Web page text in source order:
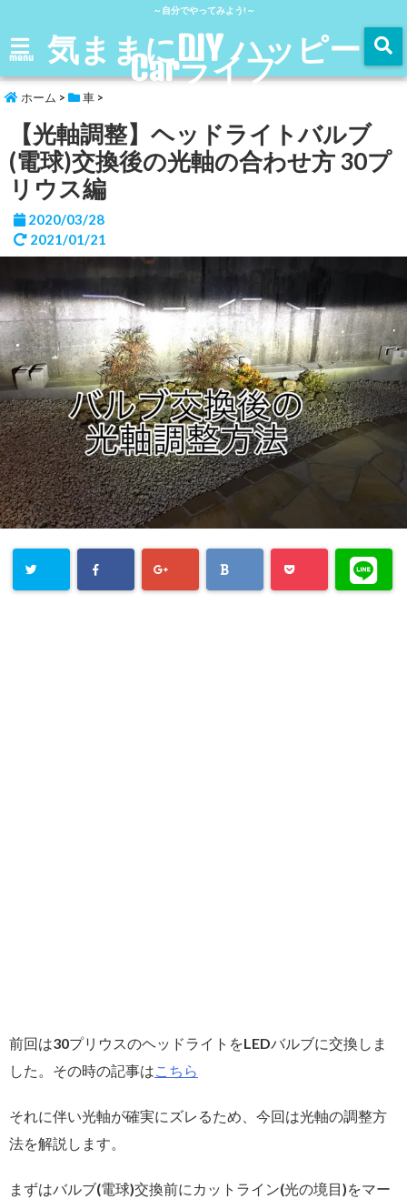
～自分でやってみよう!～
menu 気ままにDIY ハッピー
Carライフ
ホーム > 車 >
【光軸調整】ヘッドライトバルブ
(電球)交換後の光軸の合わせ方 30プ
リウス編
2020/03/28
2021/01/21
前回は30プリウスのヘッドライトをLEDバルブに交換しま
した。その時の記事はこちら
それに伴い光軸が確実にズレるため、今回は光軸の調整方
法を解説します。
まずはバルブ(電球)交換前にカットライン(光の境目)をマー